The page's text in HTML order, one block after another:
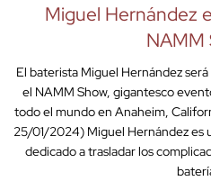
Miguel Hernández
NAMM
El baterista Miguel Hernández
el NAMM Show, gigantesco
todo el mundo en Anaheim,
25/01/2024) Miguel Hernández es
dedicado a trasladar los